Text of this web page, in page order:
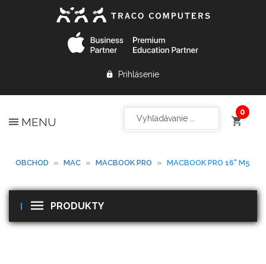
Prihlásenie
MENU
OBCHOD » MAC » MACBOOK PRO » MACBOOK PRO 16" M5
PRODUKTY